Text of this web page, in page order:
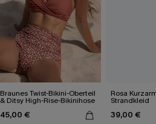
Braunes Twist-Bikini-Oberteil
& Ditsy High-Rise-Bikinihose
45,00 €
Rosa
Strandkleid
39,00 €